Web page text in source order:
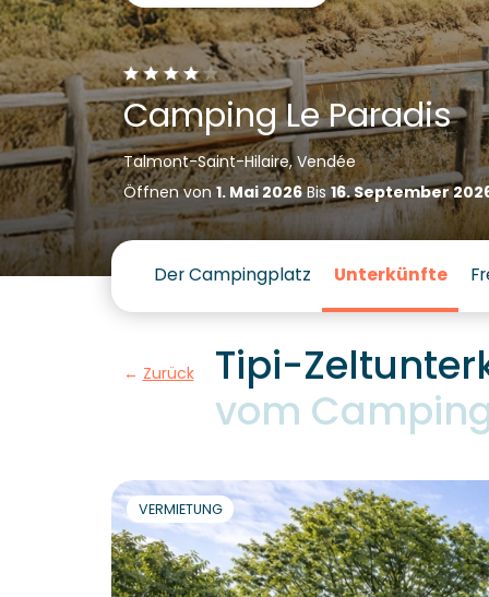
Camping Le Paradis
Talmont-Saint-Hilaire, Vendée
Öffnen von1. Mai 2026Bis16. September
Der Campingplatz Unterkünfte
Zurück
Tipi-
vom
VERMIETUNG